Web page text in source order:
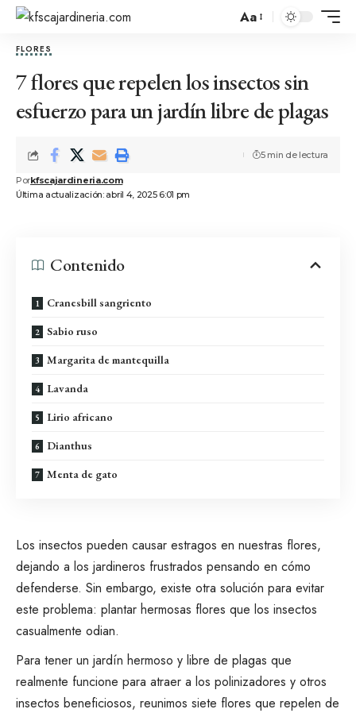
Aa
FLORES
7 flores que repelen los insectos sin
esfuerzo para un jardín libre de plagas
Última actualización: abril 4, 2025 6:01 pm
Porkfscajardineria.com
5 min de lectura
Contenido
Cranesbill sangriento
Sabio ruso
Margarita de mantequilla
Lavanda
Lirio africano
Dianthus
Menta de gato
Los insectos pueden causar estragos en nuestras flores,
dejando a los jardineros frustrados pensando en cómo
defenderse. Sin embargo, existe otra solución para evitar
este problema: plantar hermosas flores que los insectos
casualmente odian.
Para tener un jardín hermoso y libre de plagas que
realmente funcione para atraer a los polinizadores y otros
insectos beneficiosos, reunimos siete flores que repelen de